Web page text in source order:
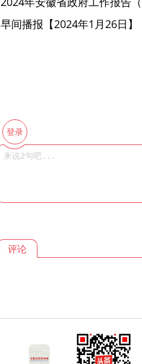
早间播报【2024年1月26日】
登录
评论